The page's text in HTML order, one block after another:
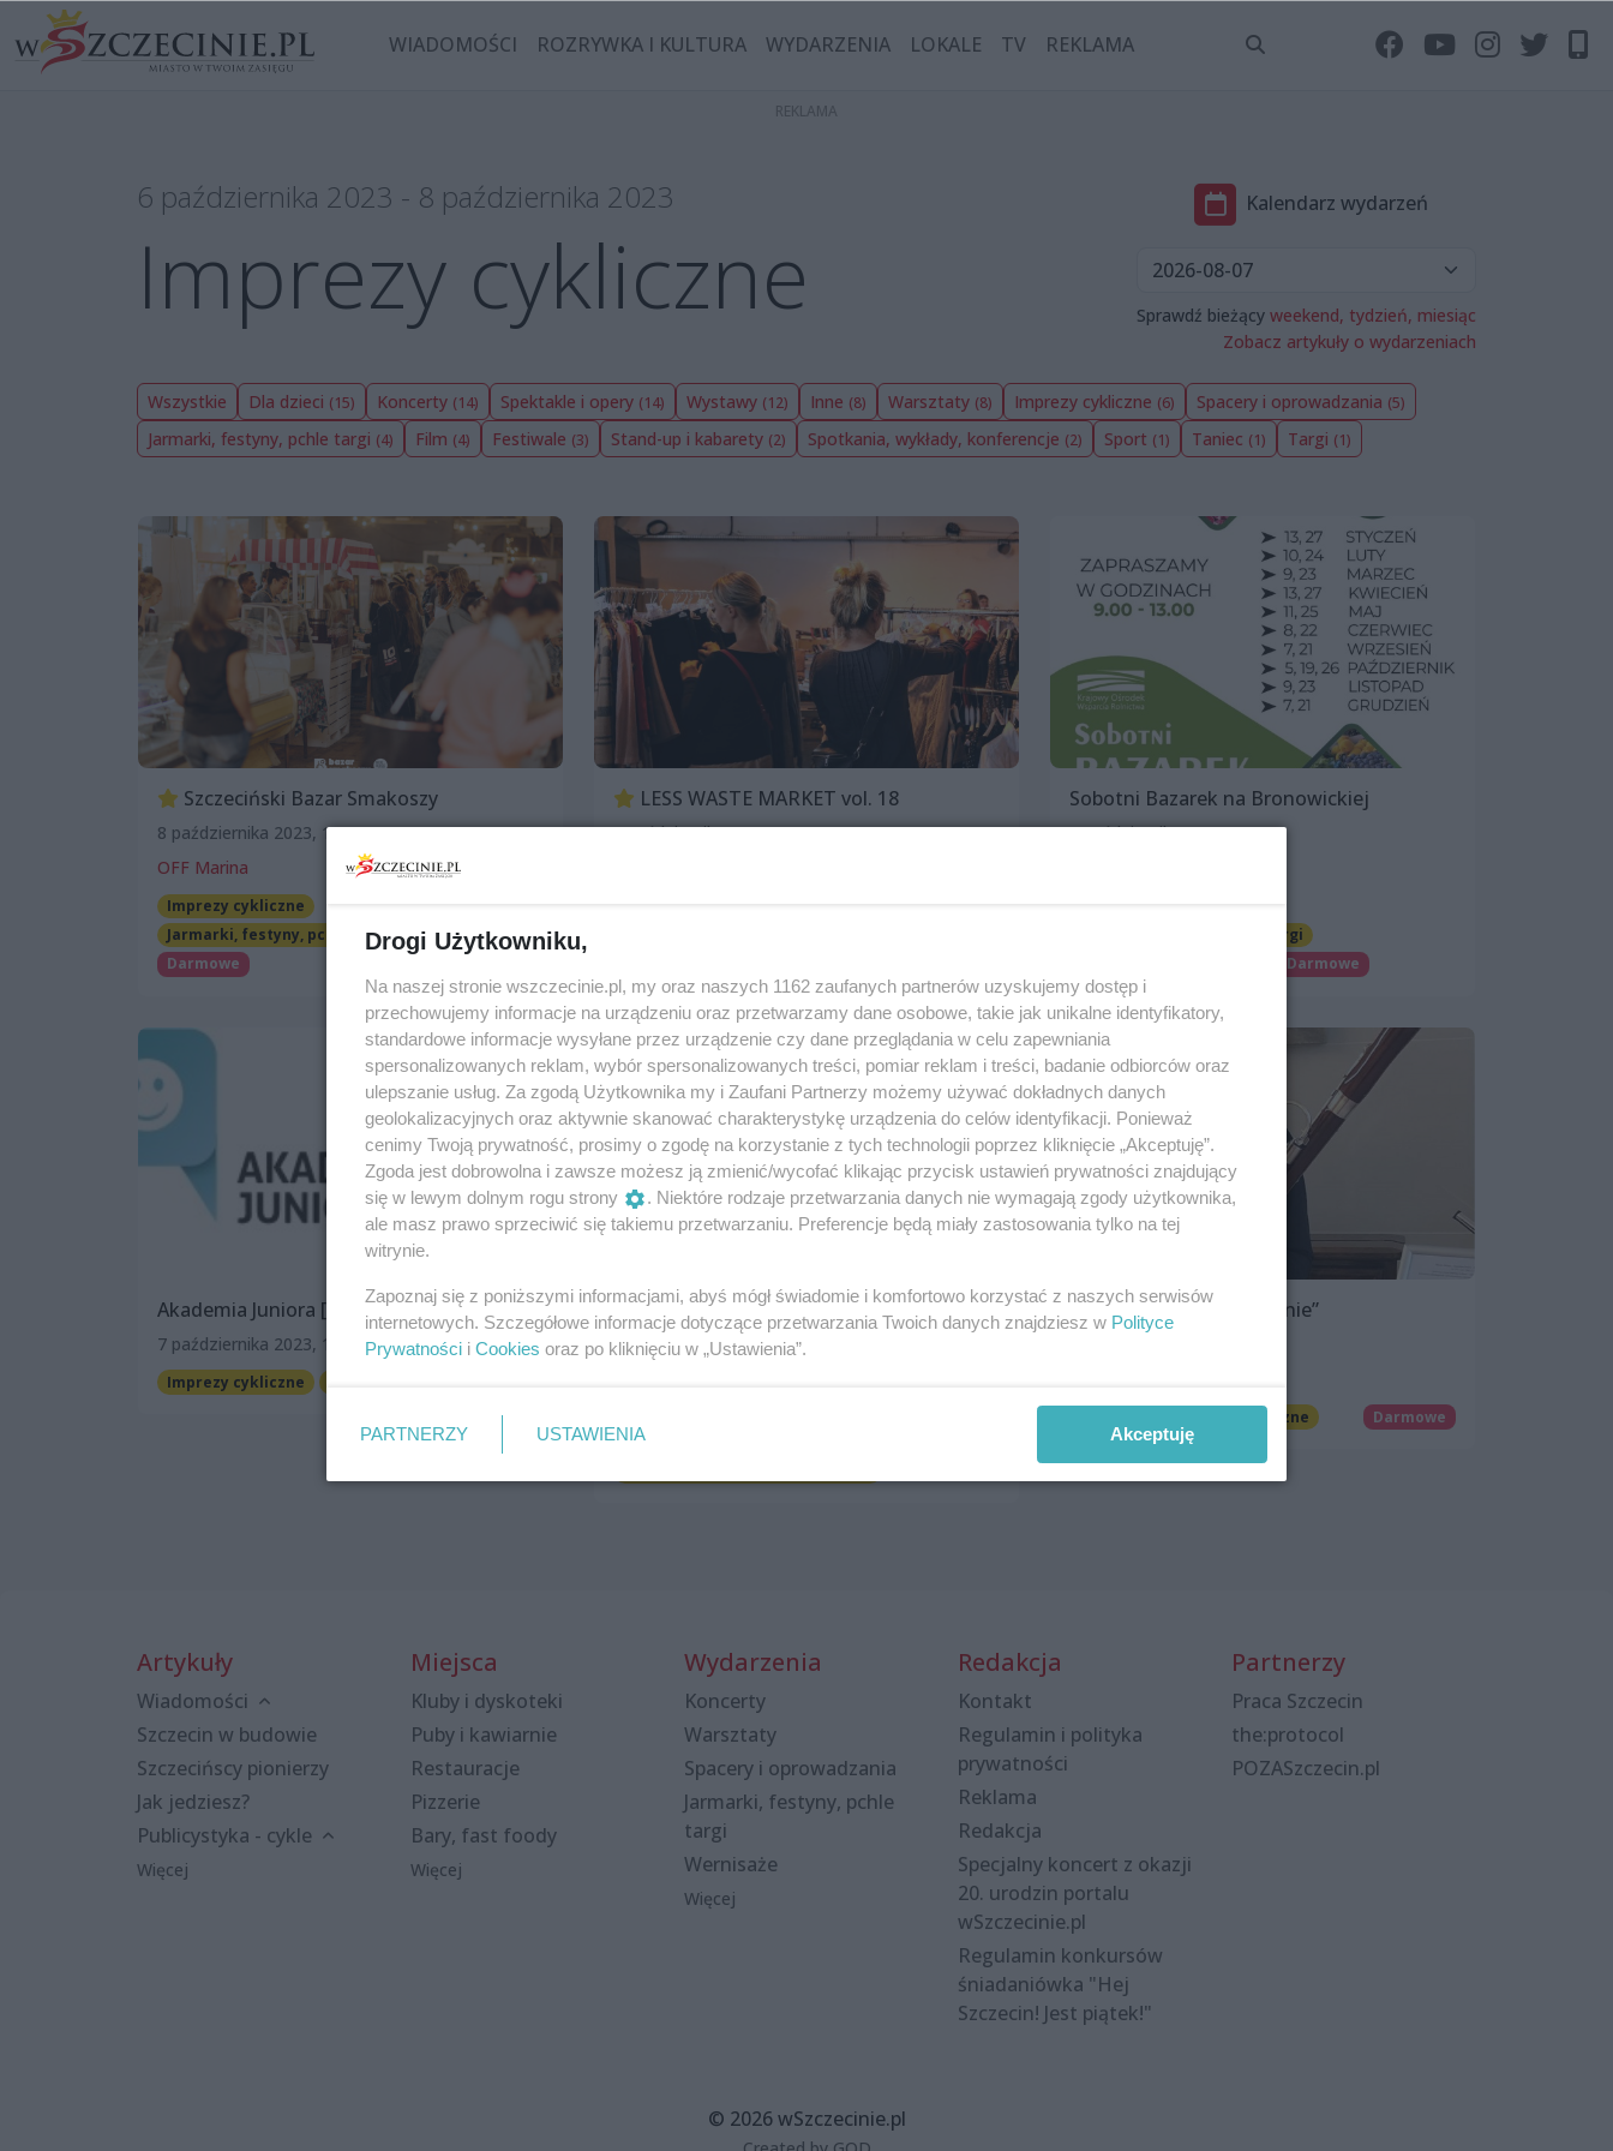
WIADOMOŚCI ROZRYWKA I KULTURA WYDARZENIA LOKALE TV REKLAMA
6 października 2023 - 8 października 2023
Imprezy cykliczne
Kalendarz wydarzeń
Sprawdź bieżący weekend, tydzień, miesiąc
Zobacz artykuły o wydarzeniach
Wszystkie Dla dzieci (15) Koncerty (14) Spektakle i opery (14) Wystawy (12) Inne (8) Warsztaty (8) Imprezy cykliczne (6) Spacery i oprowadzania (5)
Jarmarki, festyny, pchle targi (4) Film (4) Festiwale (3) Stand-up i kabarety (2) Spotkania, wykłady, konferencje (2) Sport (1) Taniec (1) Targi (1)
Szczeciński Bazar Smakoszy
8 października 2023, 10:00
OFF Marina
Imprezy cykliczne
Jarmarki, festyny, pchle targi
Darmowe
LESS WASTE MARKET vol. 18
8 października 2023, 12:00
Sobotni Bazarek na Bronowickiej
7 października 2023, 09:00
Jarmarki, festyny, pchle targi
Darmowe
Akademia Juniora [program]
7 października 2023, 10:00
Imprezy cykliczne
Akademia Historii Sztuki [program]
7 października 2023, 16:00
Imprezy cykliczne
Koncert z cyklu „Harmonie”
Imprezy cykliczne Darmowe
Artykuły
Wiadomości
Szczecin w budowie
Szczecińscy pionierzy
Jak jedziesz?
Publicystyka - cykle
Więcej
Miejsca
Kluby i dyskoteki
Puby i kawiarnie
Restauracje
Pizzerie
Bary, fast foody
Więcej
Wydarzenia
Koncerty
Warsztaty
Spacery i oprowadzania
Jarmarki, festyny, pchle
targi
Wernisaże
Więcej
Redakcja
Kontakt
Regulamin i polityka
prywatności
Reklama
Redakcja
Specjalny koncert z okazji
20. urodzin portalu
wSzczecinie.pl
Regulamin konkursów
śniadaniówka "Hej
Szczecin! Jest piątek!"
Partnerzy
Praca Szczecin
the:protocol
POZASzczecin.pl
© 2026 wSzczecinie.pl
Drogi Użytkowniku,
Na naszej stronie wszczecinie.pl, my oraz naszych 1162 zaufanych partnerów uzyskujemy dostęp i
przechowujemy informacje na urządzeniu oraz przetwarzamy dane osobowe, takie jak unikalne identyfikatory,
standardowe informacje wysyłane przez urządzenie czy dane przeglądania w celu zapewniania
spersonalizowanych reklam, wybór spersonalizowanych treści, pomiar reklam i treści, badanie odbiorców oraz
ulepszanie usług. Za zgodą Użytkownika my i Zaufani Partnerzy możemy używać dokładnych danych
geolokalizacyjnych oraz aktywnie skanować charakterystykę urządzenia do celów identyfikacji. Ponieważ
cenimy Twoją prywatność, prosimy o zgodę na korzystanie z tych technologii poprzez kliknięcie „Akceptuję”.
Zgoda jest dobrowolna i zawsze możesz ją zmienić/wycofać klikając przycisk ustawień prywatności znajdujący
się w lewym dolnym rogu strony
. Niektóre rodzaje przetwarzania danych nie wymagają zgody użytkownika,
ale masz prawo sprzeciwić się takiemu przetwarzaniu. Preferencje będą miały zastosowania tylko na tej
witrynie.
Zapoznaj się z poniższymi informacjami, abyś mógł świadomie i komfortowo korzystać z naszych serwisów
internetowych. Szczegółowe informacje dotyczące przetwarzania Twoich danych znajdziesz w Polityce
Prywatności i Cookies oraz po kliknięciu w „Ustawienia”.
PARTNERZY USTAWIENIA Akceptuję